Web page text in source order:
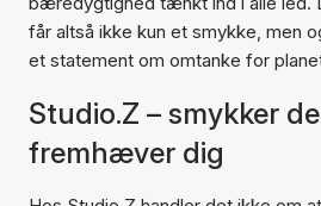
får altså ikke kun et smykke, men
et statement om omtanke for
Studio.Z – smykker
fremhæver dig